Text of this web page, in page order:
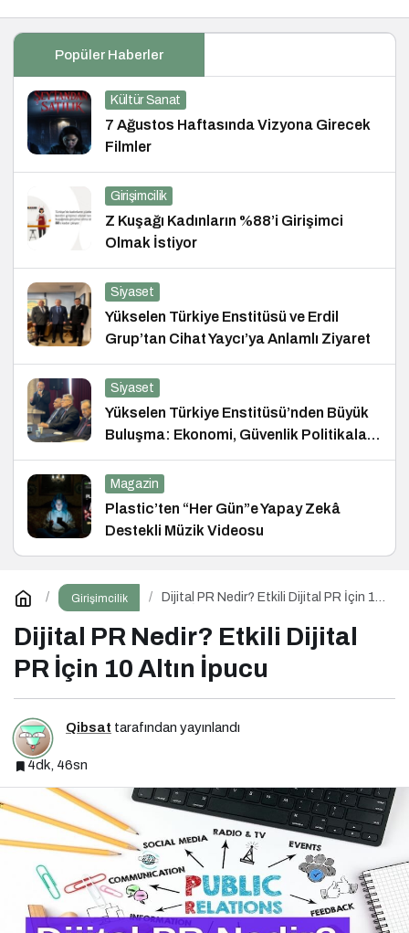
Popüler Haberler
Kültür Sanat
7 Ağustos Haftasında Vizyona Girecek
Filmler
Girişimcilik
Z Kuşağı Kadınların %88’i Girişimci
Olmak İstiyor
Siyaset
Yükselen Türkiye Enstitüsü ve Erdil
Grup’tan Cihat Yaycı’ya Anlamlı Ziyaret
Siyaset
Yükselen Türkiye Enstitüsü’nden Büyük
Buluşma: Ekonomi, Güvenlik Politikaları
ve Hukuk Konferansı
Magazin
Plastic’ten “Her Gün”e Yapay Zekâ
Destekli Müzik Videosu
Girişimcilik
Dijital PR Nedir? Etkili Dijital PR İçin 10
Dijital PR Nedir? Etkili Dijital
PR İçin 10 Altın İpucu
Qibsat tarafından yayınlandı
4dk, 46sn